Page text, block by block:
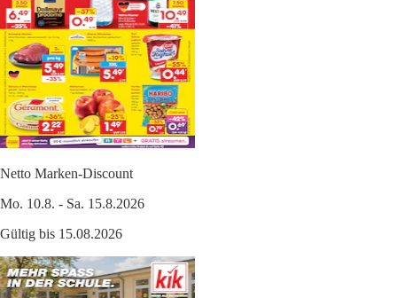
Netto Marken-Discount
Mo. 10.8. - Sa. 15.8.2026
Gültig bis 15.08.2026